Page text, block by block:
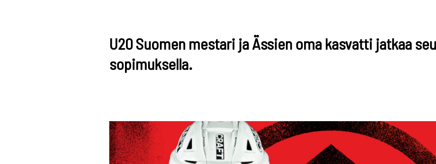
U20 Suomen mestari ja Ässien oma kasvatti jatkaa
sopimuksella.